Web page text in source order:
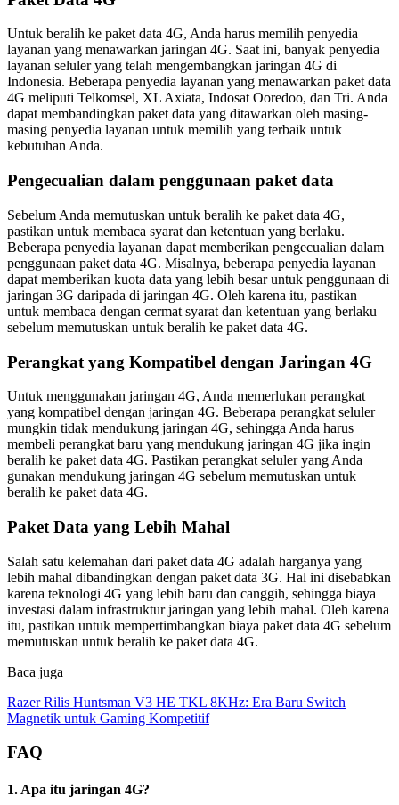
Untuk beralih ke paket data 4G, Anda harus memilih penyedia
layanan yang menawarkan jaringan 4G. Saat ini, banyak penyedia
layanan seluler yang telah mengembangkan jaringan 4G di
Indonesia. Beberapa penyedia layanan yang menawarkan paket data
4G meliputi Telkomsel, XL Axiata, Indosat Ooredoo, dan Tri. Anda
dapat membandingkan paket data yang ditawarkan oleh masing-
masing penyedia layanan untuk memilih yang terbaik untuk
kebutuhan Anda.
Pengecualian dalam penggunaan paket data
Sebelum Anda memutuskan untuk beralih ke paket data 4G,
pastikan untuk membaca syarat dan ketentuan yang berlaku.
Beberapa penyedia layanan dapat memberikan pengecualian dalam
penggunaan paket data 4G. Misalnya, beberapa penyedia layanan
dapat memberikan kuota data yang lebih besar untuk penggunaan di
jaringan 3G daripada di jaringan 4G. Oleh karena itu, pastikan
untuk membaca dengan cermat syarat dan ketentuan yang berlaku
sebelum memutuskan untuk beralih ke paket data 4G.
Perangkat yang Kompatibel dengan Jaringan 4G
Untuk menggunakan jaringan 4G, Anda memerlukan perangkat
yang kompatibel dengan jaringan 4G. Beberapa perangkat seluler
mungkin tidak mendukung jaringan 4G, sehingga Anda harus
membeli perangkat baru yang mendukung jaringan 4G jika ingin
beralih ke paket data 4G. Pastikan perangkat seluler yang Anda
gunakan mendukung jaringan 4G sebelum memutuskan untuk
beralih ke paket data 4G.
Paket Data yang Lebih Mahal
Salah satu kelemahan dari paket data 4G adalah harganya yang
lebih mahal dibandingkan dengan paket data 3G. Hal ini disebabkan
karena teknologi 4G yang lebih baru dan canggih, sehingga biaya
investasi dalam infrastruktur jaringan yang lebih mahal. Oleh karena
itu, pastikan untuk mempertimbangkan biaya paket data 4G sebelum
memutuskan untuk beralih ke paket data 4G.
Baca juga
Razer Rilis Huntsman V3 HE TKL 8KHz: Era Baru Switch
Magnetik untuk Gaming Kompetitif
FAQ
1. Apa itu jaringan 4G?